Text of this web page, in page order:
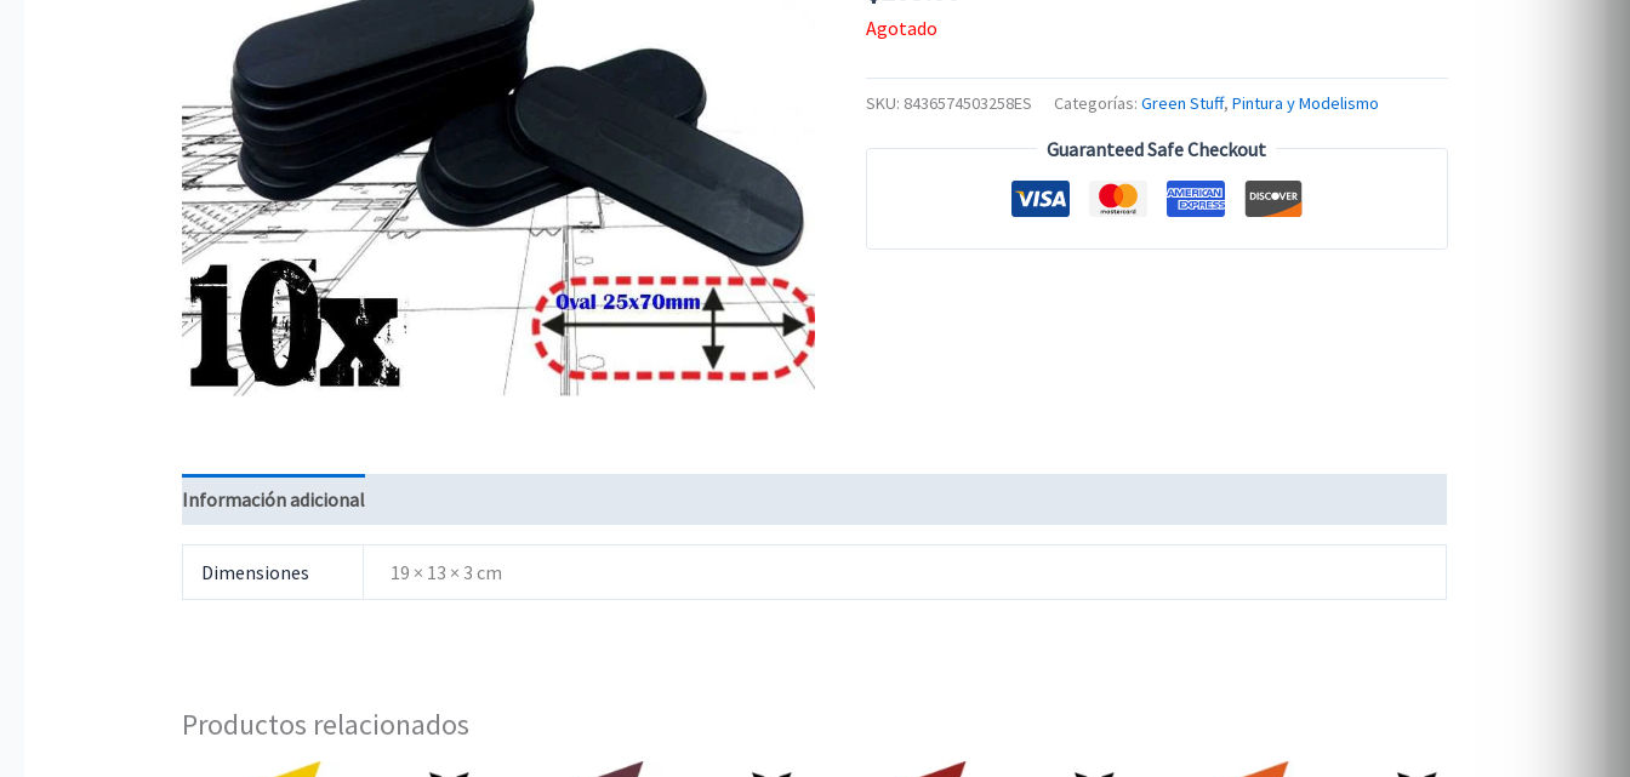
Agotado
SKU: 8436574503258ES Categorías: Green Stuff, Pintura y Modelismo
Guaranteed Safe Checkout
Información adicional
Dimensiones 19 × 13 × 3 cm
Productos relacionados